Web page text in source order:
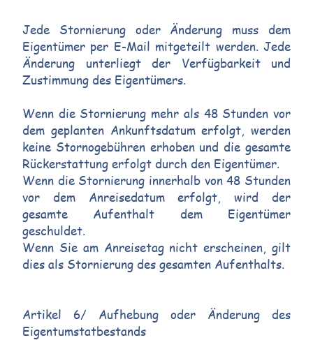
Jede Stornierung oder Änderung muss dem
Eigentümer per E-Mail mitgeteilt werden. Jede
Änderung unterliegt der Verfügbarkeit und
Zustimmung des Eigentümers.
Wenn die Stornierung mehr als 48 Stunden vor
dem geplanten Ankunftsdatum erfolgt, werden
keine Stornogebühren erhoben und die gesamte
Rückerstattung erfolgt durch den Eigentümer.
Wenn die Stornierung innerhalb von 48 Stunden
vor dem Anreisedatum erfolgt, wird der
gesamte Aufenthalt dem Eigentümer
geschuldet.
Wenn Sie am Anreisetag nicht erscheinen, gilt
dies als Stornierung des gesamten Aufenthalts.
Artikel 6/ Aufhebung oder Änderung des
Eigentumstatbestands